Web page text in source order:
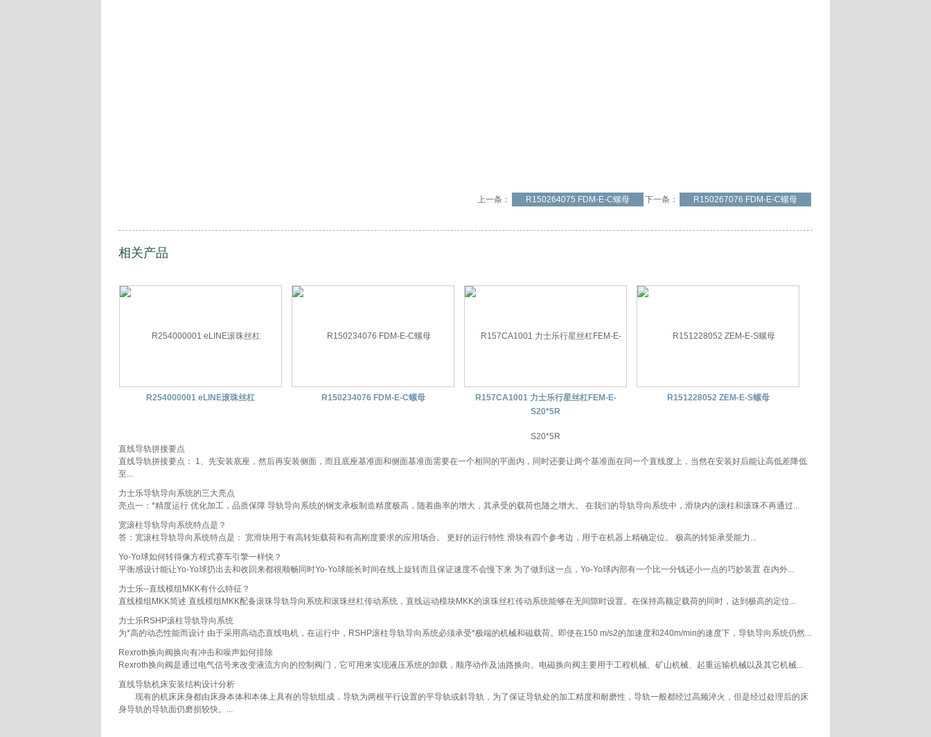
上一条： R150264075 FDM-E-C螺母 下一条： R150267076 FDM-E-C螺母
相关产品
R254000001 eLINE滚珠丝杠 R150234076 FDM-E-C螺母
R157CA1001 力士乐行星丝杠FEM-E-
S20*5R
R151228052 ZEM-E-S螺母
直线导轨拼接要点
直线导轨拼接要点： 1、先安装底座，然后再安装侧面，而且底座基准面和侧面基准面需要在一个相同的平面内，同时还要让两个基准面在同一个直线度上，当然在安装好后能让高低差降低
至...
力士乐导轨导向系统的三大亮点
亮点一：*精度运行 优化加工，品质保障 导轨导向系统的钢支承板制造精度极高，随着曲率的增大，其承受的载荷也随之增大。 在我们的导轨导向系统中，滑块内的滚柱和滚珠不再通过...
宽滚柱导轨导向系统特点是？
答：宽滚柱导轨导向系统特点是： 宽滑块用于有高转矩载荷和有高刚度要求的应用场合。 更好的运行特性 滑块有四个参考边，用于在机器上精确定位。 极高的转矩承受能力...
Yo-Yo球如何转得像方程式赛车引擎一样快？
平衡感设计能让Yo-Yo球扔出去和收回来都很顺畅同时Yo-Yo球能长时间在线上旋转而且保证速度不会慢下来 为了做到这一点，Yo-Yo球内部有一个比一分钱还小一点的巧妙装置 在内外...
力士乐--直线模组MKK有什么特征？
直线模组MKK简述 直线模组MKK配备滚珠导轨导向系统和滚珠丝杠传动系统，直线运动模块MKK的滚珠丝杠传动系统能够在无间隙时设置。在保持高额定载荷的同时，达到极高的定位...
力士乐RSHP滚柱导轨导向系统
为*高的动态性能而设计 由于采用高动态直线电机，在运行中，RSHP滚柱导轨导向系统必须承受*极端的机械和磁载荷。即使在150 m/s2的加速度和240m/min的速度下，导轨导向系统仍然...
Rexroth换向阀换向有冲击和噪声如何排除
Rexroth换向阀是通过电气信号来改变液流方向的控制阀门，它可用来实现液压系统的卸载，顺序动作及油路换向。电磁换向阀主要用于工程机械、矿山机械、起重运输机械以及其它机械...
直线导轨机床安装结构设计分析
现有的机床床身都由床身本体和本体上具有的导轨组成，导轨为两根平行设置的平导轨或斜导轨，为了保证导轨处的加工精度和耐磨性，导轨一般都经过高频淬火，但是经过处理后的床
身导轨的导轨面仍磨损较快。...